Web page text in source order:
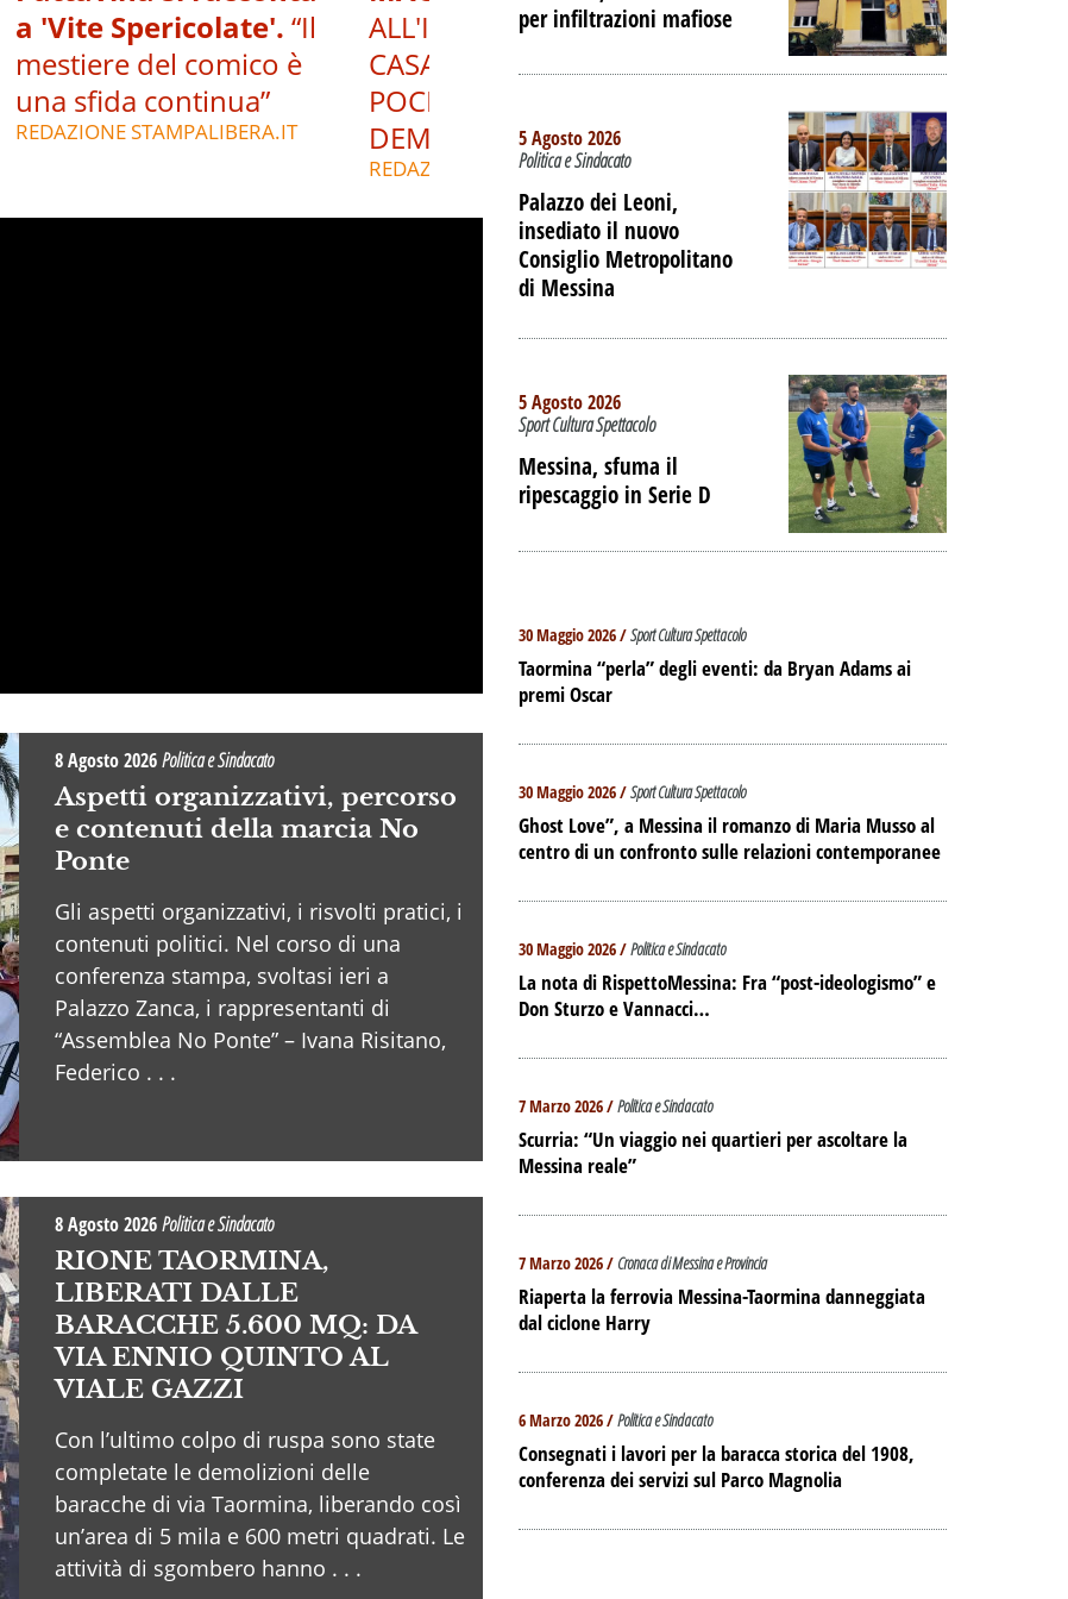
a 'Vite Spericolate'. “Il
mestiere del comico è
una sfida continua”
REDAZIONE STAMPALIBERA.IT
ALL'INTERNO DELL'EX
CASA DEL PORTUALE A
POCHE ORE DALLA
DEMOLIZIONE
REDAZIONE STAMPALIBERA.IT
8 Agosto 2026Politica e Sindacato
Aspetti organizzativi, percorso
e contenuti della marcia No
Ponte
Gli aspetti organizzativi, i risvolti pratici, i
contenuti politici. Nel corso di una
conferenza stampa, svoltasi ieri a
Palazzo Zanca, i rappresentanti di
“Assemblea No Ponte” – Ivana Risitano,
Federico . . .
8 Agosto 2026Politica e Sindacato
RIONE TAORMINA,
LIBERATI DALLE
BARACCHE 5.600 MQ: DA
VIA ENNIO QUINTO AL
VIALE GAZZI
Con l’ultimo colpo di ruspa sono state
completate le demolizioni delle
baracche di via Taormina, liberando così
un’area di 5 mila e 600 metri quadrati. Le
attività di sgombero hanno . . .
per infiltrazioni mafiose
5 Agosto 2026
Politica e Sindacato
Palazzo dei Leoni,
insediato il nuovo
Consiglio Metropolitano
di Messina
5 Agosto 2026
Sport Cultura Spettacolo
Messina, sfuma il
ripescaggio in Serie D
30 Maggio 2026 /Sport Cultura Spettacolo
Taormina “perla” degli eventi: da Bryan Adams ai
premi Oscar
30 Maggio 2026 /Sport Cultura Spettacolo
Ghost Love”, a Messina il romanzo di Maria Musso al
centro di un confronto sulle relazioni contemporanee
30 Maggio 2026 /Politica e Sindacato
La nota di RispettoMessina: Fra “post-ideologismo” e
Don Sturzo e Vannacci…
7 Marzo 2026 /Politica e Sindacato
Scurria: “Un viaggio nei quartieri per ascoltare la
Messina reale”
7 Marzo 2026 / Cronaca di Messina e Provincia
Riaperta la ferrovia Messina-Taormina danneggiata
dal ciclone Harry
6 Marzo 2026 /Politica e Sindacato
Consegnati i lavori per la baracca storica del 1908,
conferenza dei servizi sul Parco Magnolia